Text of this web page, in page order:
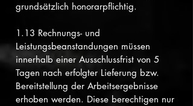
grundsätzlich honorarpflichtig.
1.13 Rechnungs- und
Leistungsbeanstandungen müssen
innerhalb einer Ausschlussfrist von 5
Tagen nach erfolgter Lieferung bzw.
Bereitstellung der Arbeitsergebnisse
erhoben werden. Diese berechtigen nur